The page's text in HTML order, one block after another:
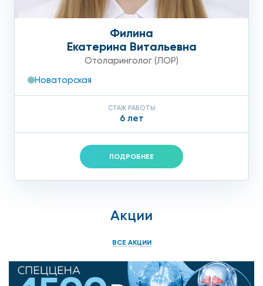
Филина
Екатерина Витальевна
Отоларинголог (ЛОР)
Новаторская
СТАЖ РАБОТЫ
6 лет
ПОДРОБНЕЕ
Акции
ВСЕ АКЦИИ